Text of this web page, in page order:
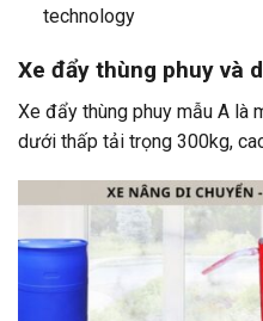
technology
Xe đẩy thùng phuy và
Xe đẩy thùng phuy mẫu A là
dưới thấp tải trọng 300kg,